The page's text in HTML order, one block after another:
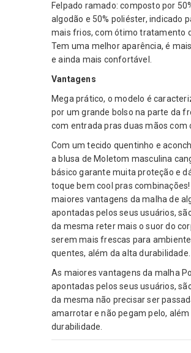
Felpado ramado: composto por
algodão e 50% poliéster, indicado
mais frios, com ótimo tratamento
Tem uma melhor aparência, é
e ainda mais confortável.
Vantagens
Mega prático, o modelo é
por um grande bolso na parte da
com entrada pras duas mãos com
Com um tecido quentinho e
a blusa de Moletom masculina
básico garante muita proteção e
toque bem cool pras combinações!
maiores vantagens da malha de
apontadas pelos seus usuários,
da mesma reter mais o suor do
serem mais frescas para
quentes, além da alta durabilidade.
As maiores vantagens da malha
apontadas pelos seus usuários,
da mesma não precisar ser
amarrotar e não pegam pelo,
durabilidade.